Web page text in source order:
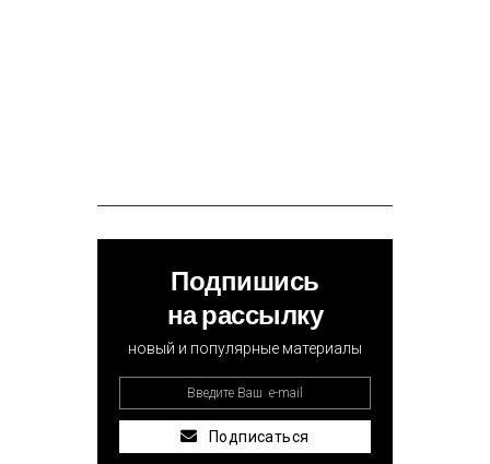
Подпишись
на рассылку
новый и популярные материалы
Подписаться